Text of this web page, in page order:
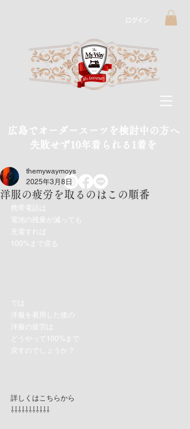
ログイン
広島でオーダースーツを検討中の方へ
​失敗せず10年着られる1着を
洋服の疲労を取るのはこの順番
themywaymoys
2025年3月8日
携帯電話は
電池の残量が減っても
充電すれば
100%まで戻る
では
洋服を着用した後の
洋服の疲労は
どうやって100%まで
戻すのでしょうか？
詳しくはこちらから
⇩⇩⇩⇩⇩⇩⇩⇩⇩⇩⇩